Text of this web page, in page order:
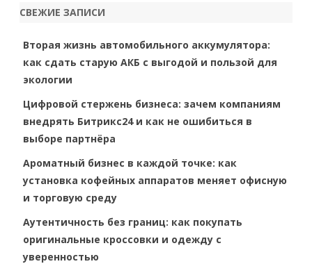
r
h
СВЕЖИЕ ЗАПИСИ
Вторая жизнь автомобильного аккумулятора:
как сдать старую АКБ с выгодой и пользой для
экологии
Цифровой стержень бизнеса: зачем компаниям
внедрять Битрикс24 и как не ошибиться в
выборе партнёра
Ароматный бизнес в каждой точке: как
установка кофейных аппаратов меняет офисную
и торговую среду
Аутентичность без границ: как покупать
оригинальные кроссовки и одежду с
уверенностью